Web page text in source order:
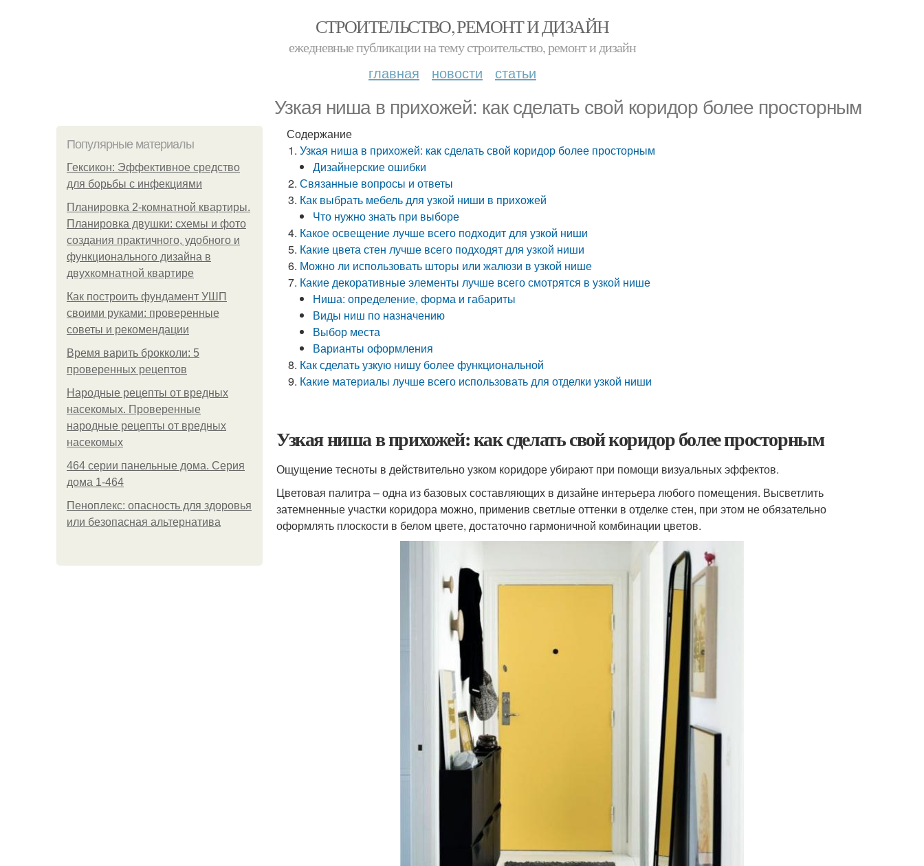
СТРОИТЕЛЬСТВО, РЕМОНТ И ДИЗАЙН
ежедневные публикации на тему строительство, ремонт и дизайн
главная новости статьи
Узкая ниша в прихожей: как сделать свой коридор более просторным
Популярные материалы
Гексикон: Эффективное средство
для борьбы с инфекциями
Планировка 2-комнатной квартиры.
Планировка двушки: схемы и фото
создания практичного, удобного и
функционального дизайна в
двухкомнатной квартире
Как построить фундамент УШП
своими руками: проверенные
советы и рекомендации
Время варить брокколи: 5
проверенных рецептов
Народные рецепты от вредных
насекомых. Проверенные
народные рецепты от вредных
насекомых
464 серии панельные дома. Серия
дома 1-464
Пеноплекс: опасность для здоровья
или безопасная альтернатива
Содержание
Узкая ниша в прихожей: как сделать свой коридор более просторным
Дизайнерские ошибки
Связанные вопросы и ответы
Как выбрать мебель для узкой ниши в прихожей
Что нужно знать при выборе
Какое освещение лучше всего подходит для узкой ниши
Какие цвета стен лучше всего подходят для узкой ниши
Можно ли использовать шторы или жалюзи в узкой нише
Какие декоративные элементы лучше всего смотрятся в узкой нише
Ниша: определение, форма и габариты
Виды ниш по назначению
Выбор места
Варианты оформления
Как сделать узкую нишу более функциональной
Какие материалы лучше всего использовать для отделки узкой ниши
Узкая ниша в прихожей: как сделать свой коридор более просторным
Ощущение тесноты в действительно узком коридоре убирают при помощи визуальных эффектов.
Цветовая палитра – одна из базовых составляющих в дизайне интерьера любого помещения. Высветлить
затемненные участки коридора можно, применив светлые оттенки в отделке стен, при этом не обязательно
оформлять плоскости в белом цвете, достаточно гармоничной комбинации цветов.